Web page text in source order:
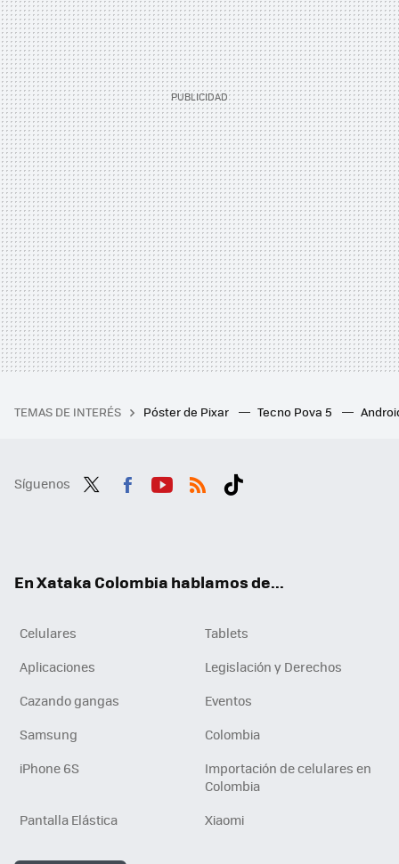
TEMAS DE INTERÉS Póster de Pixar Tecno Pova 5
Síguenos
En Xataka Colombia hablamos de...
Celulares
Tablets
Aplicaciones
Legislación y Derechos
Cazando gangas
Eventos
Samsung
Colombia
iPhone 6S
Importación de celulares en
Colombia
Pantalla Elástica
Xiaomi